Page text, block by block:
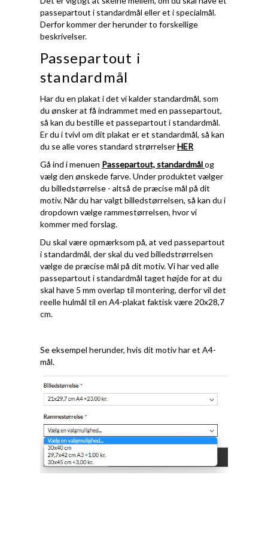
passepartout i standardmål eller et i specialmål.
Derfor kommer der herunder to forskellige
beskrivelser.
Passepartout i
standardmål
Har du en plakat i det vi kalder standardmål, som
du ønsker at få indrammet med en passepartout,
så kan du bestille et passepartout i standardmål.
Er du i tvivl om dit plakat er et standardmål, så kan
du se alle vores standard strørrelserHER
Gå ind i menuen Passepartout, standardmålog
vælg den ønskede farve. Under produktet vælger
du billedstørrelse - altså de præcise mål på dit
motiv. Når du har valgt billedstørrelsen, så kan du i
dropdown vælge rammestørrelsen, hvor vi
kommer med forslag.
Du skal være opmærksom på, at ved passepartout
i standardmål, der skal du ved billedstrørrelsen
vælge de præcise mål på dit motiv. Vi har ved alle
passepartout i standardmål taget højde for at du
skal have 5 mm overlap til montering, derfor vil det
reelle hulmål til en A4-plakat faktisk være 20x28,7
cm.
Se eksempel herunder, hvis dit motiv har et A4-
mål.